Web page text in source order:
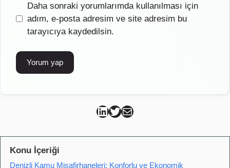
İnternet
sitesi
Daha sonraki yorumlarımda kullanılması için
adım, e-posta adresim ve site adresim bu
tarayıcıya kaydedilsin.
Can Kütahya Linkedin
Can Kütahya Twitter
Can Kütahya Mail
Konu İçeriği
Denizli Kamu Misafirhaneleri: Konforlu ve Ekonomik